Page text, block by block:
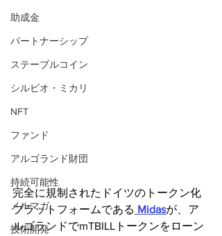
助成金
パートナーシップ
ステーブルコイン
シルビオ・ミカリ
NFT
ファンド
アルゴランド財団
持続可能性
メルマガ
技術開発
完全に規制されたドイツのトークン化
プラットフォームである Midasが、ア
ルゴランドでmTBILLトークンをローン